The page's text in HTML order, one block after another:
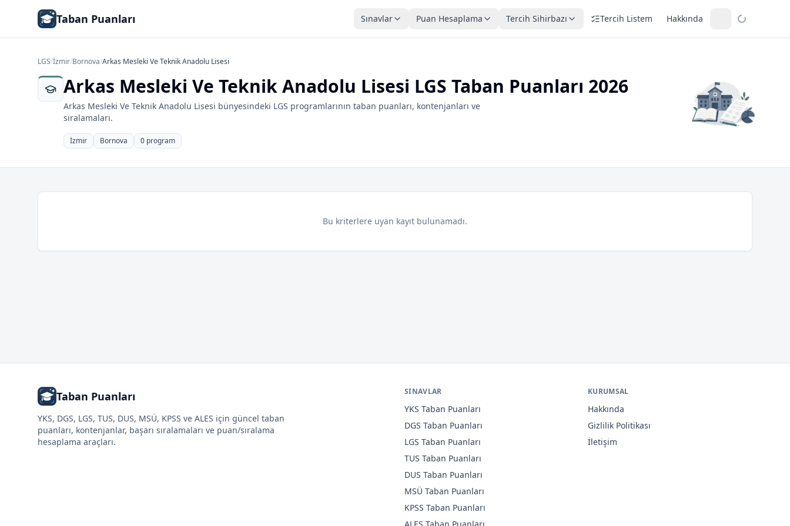
Taban Puanları Sınavlar Puan Hesaplama Tercih Sihirbazı Tercih Listem Hakkında
LGS/İzmir/Bornova/Arkas Mesleki Ve Teknik Anadolu Lisesi
Arkas Mesleki Ve Teknik Anadolu Lisesi LGS Taban Puanları 2026
Arkas Mesleki Ve Teknik Anadolu Lisesi bünyesindeki LGS programlarının taban puanları, kontenjanları ve
sıralamaları.
İzmir Bornova 0 program
Bu kriterlere uyan kayıt bulunamadı.
Taban Puanları
YKS, DGS, LGS, TUS, DUS, MSÜ, KPSS ve ALES için güncel taban
puanları, kontenjanlar, başarı sıralamaları ve puan/sıralama
hesaplama araçları.
SINAVLAR
YKS Taban Puanları
DGS Taban Puanları
LGS Taban Puanları
TUS Taban Puanları
DUS Taban Puanları
MSÜ Taban Puanları
KPSS Taban Puanları
KURUMSAL
Hakkında
Gizlilik Politikası
İletişim